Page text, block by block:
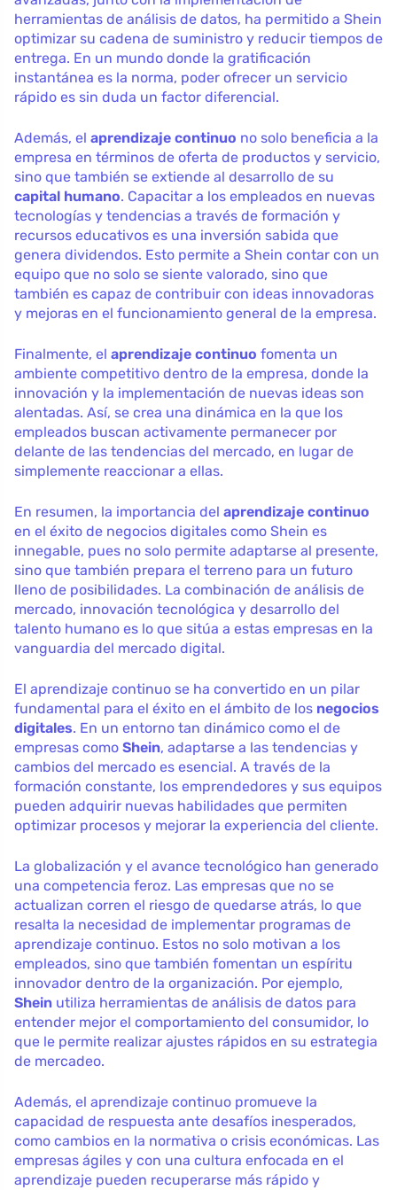
herramientas de análisis de datos, ha permitido a Shein
optimizar su cadena de suministro y reducir tiempos de
entrega. En un mundo donde la gratificación
instantánea es la norma, poder ofrecer un servicio
rápido es sin duda un factor diferencial.
Además, el aprendizaje continuo no solo beneficia a la
empresa en términos de oferta de productos y servicio,
sino que también se extiende al desarrollo de su
capital humano. Capacitar a los empleados en nuevas
tecnologías y tendencias a través de formación y
recursos educativos es una inversión sabida que
genera dividendos. Esto permite a Shein contar con un
equipo que no solo se siente valorado, sino que
también es capaz de contribuir con ideas innovadoras
y mejoras en el funcionamiento general de la empresa.
Finalmente, el aprendizaje continuo fomenta un
ambiente competitivo dentro de la empresa, donde la
innovación y la implementación de nuevas ideas son
alentadas. Así, se crea una dinámica en la que los
empleados buscan activamente permanecer por
delante de las tendencias del mercado, en lugar de
simplemente reaccionar a ellas.
En resumen, la importancia del aprendizaje continuo
en el éxito de negocios digitales como Shein es
innegable, pues no solo permite adaptarse al presente,
sino que también prepara el terreno para un futuro
lleno de posibilidades. La combinación de análisis de
mercado, innovación tecnológica y desarrollo del
talento humano es lo que sitúa a estas empresas en la
vanguardia del mercado digital.
El aprendizaje continuo se ha convertido en un pilar
fundamental para el éxito en el ámbito de los negocios
digitales. En un entorno tan dinámico como el de
empresas como Shein, adaptarse a las tendencias y
cambios del mercado es esencial. A través de la
formación constante, los emprendedores y sus equipos
pueden adquirir nuevas habilidades que permiten
optimizar procesos y mejorar la experiencia del cliente.
La globalización y el avance tecnológico han generado
una competencia feroz. Las empresas que no se
actualizan corren el riesgo de quedarse atrás, lo que
resalta la necesidad de implementar programas de
aprendizaje continuo. Estos no solo motivan a los
empleados, sino que también fomentan un espíritu
innovador dentro de la organización. Por ejemplo,
Shein utiliza herramientas de análisis de datos para
entender mejor el comportamiento del consumidor, lo
que le permite realizar ajustes rápidos en su estrategia
de mercadeo.
Además, el aprendizaje continuo promueve la
capacidad de respuesta ante desafíos inesperados,
como cambios en la normativa o crisis económicas. Las
empresas ágiles y con una cultura enfocada en el
aprendizaje pueden recuperarse más rápido y